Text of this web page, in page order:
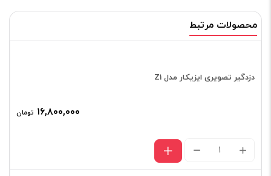
محصولات مرتبط
دزدگیر تصویری ایزیکار مدل Z1
۱۶,۸۰۰,۰۰۰ تومان
دزدگیر
تصویری